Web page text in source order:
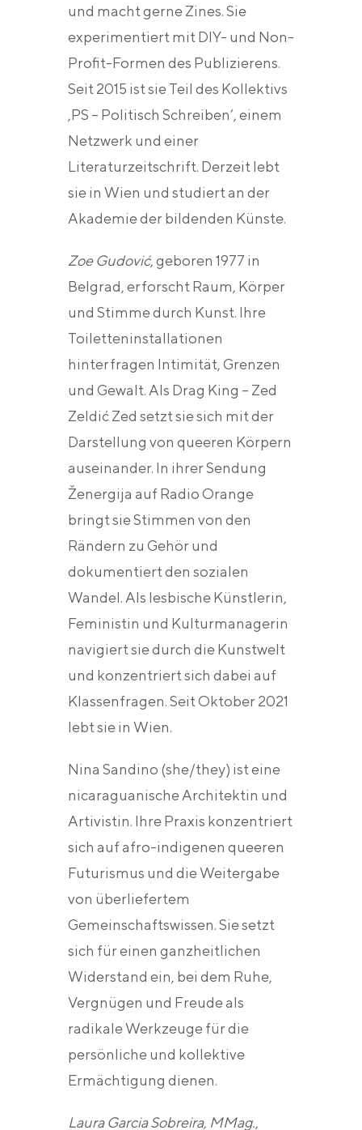
und macht gerne Zines. Sie
experimentiert mit DIY- und Non-
Profit-Formen des Publizierens.
Seit 2015 ist sie Teil des Kollektivs
‚PS – Politisch Schreiben‘, einem
Netzwerk und einer
Literaturzeitschrift. Derzeit lebt
sie in Wien und studiert an der
Akademie der bildenden Künste.
Zoe Gudović, geboren 1977 in
Belgrad, erforscht Raum, Körper
und Stimme durch Kunst. Ihre
Toiletteninstallationen
hinterfragen Intimität, Grenzen
und Gewalt. Als Drag King – Zed
Zeldić Zed setzt sie sich mit der
Darstellung von queeren Körpern
auseinander. In ihrer Sendung
Ženergija auf Radio Orange
bringt sie Stimmen von den
Rändern zu Gehör und
dokumentiert den sozialen
Wandel. Als lesbische Künstlerin,
Feministin und Kulturmanagerin
navigiert sie durch die Kunstwelt
und konzentriert sich dabei auf
Klassenfragen. Seit Oktober 2021
lebt sie in Wien.
Nina Sandino (she/they) ist eine
nicaraguanische Architektin und
Artivistin. Ihre Praxis konzentriert
sich auf afro-indigenen queeren
Futurismus und die Weitergabe
von überliefertem
Gemeinschaftswissen. Sie setzt
sich für einen ganzheitlichen
Widerstand ein, bei dem Ruhe,
Vergnügen und Freude als
radikale Werkzeuge für die
persönliche und kollektive
Ermächtigung dienen.
Laura Garcia Sobreira, MMag.,